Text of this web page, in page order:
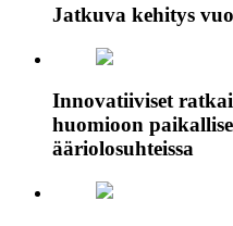
Jatkuva kehitys
Innovatiiviset
huomioon
ääriolosuhteissa